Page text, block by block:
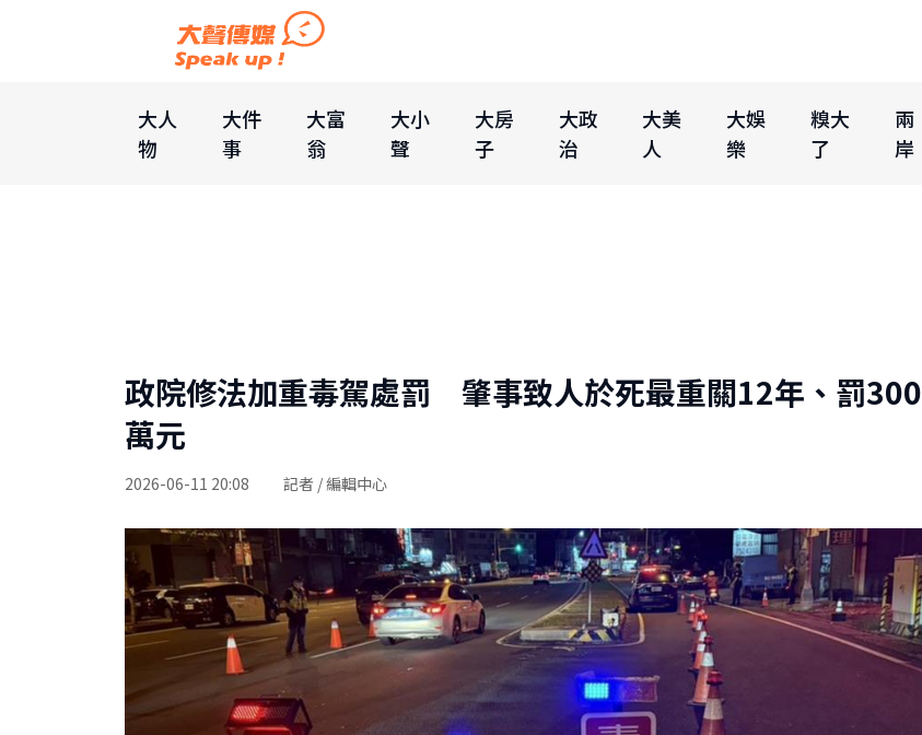
大人
物
大件
事
大富
翁
大小
聲
大房
子
大政
治
大美
人
大娛
樂
糗大
了
兩
岸
政院修法加重毒駕處罰 肇事致人於死最重關12年、罰300
萬元
2026-06-11 20:08 記者 / 編輯中心